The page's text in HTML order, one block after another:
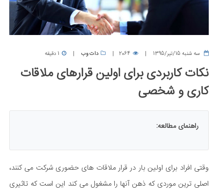
سه شنبه 15/تیر/1395 2064 دات وب 1 دقیقه
نکات کاربردی برای اولین قرارهای ملاقات
کاری و شخصی
راهنمای مطالعه:
وقتی افراد برای اولین بار در قرار ملاقات های حضوری شرکت می کنند،
اصلی ترین موردی که ذهن آنها را مشغول می کند این است که تاثیری